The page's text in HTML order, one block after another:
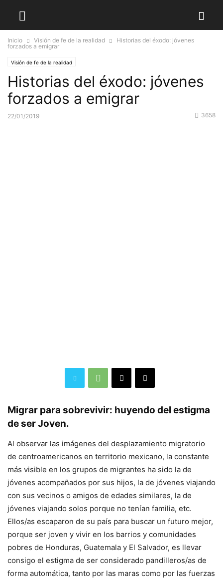
Inicio Visión de fe de la realidad
Historias del éxodo: jóvenes
forzados a emigrar
Visión de fe de la realidad
Historias del éxodo: jóvenes
forzados a emigrar
22/01/2019 3658
Migrar para sobrevivir: huyendo del estigma
de ser Joven.
Al observar las imágenes del desplazamiento migratorio
de centroamericanos en territorio mexicano, la constante
más visible en los grupos de migrantes ha sido la de
jóvenes acompañados por sus hijos, la de jóvenes viajando
con sus vecinos o amigos de edades similares, la de
jóvenes viajando solos porque no tenían familia, etc.
Ellos/as escaparon de su país para buscar un futuro mejor,
porque ser joven y vivir en los barrios y comunidades
pobres de Honduras, Guatemala y El Salvador, es llevar
consigo el estigma de ser considerado pandilleros/as de
forma automática, tanto por las maras como por las fuerzas